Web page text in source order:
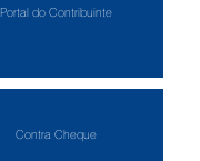
Portal do Contribuinte
Contra Cheque